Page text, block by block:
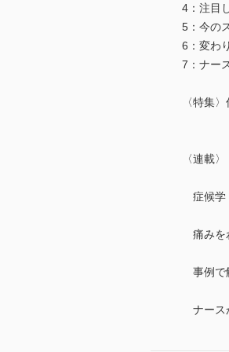
4：注目
5：今の
6：変わ
7：ナー
〈特集
〈連載〉
症候学
痛みを
事例で
ナース